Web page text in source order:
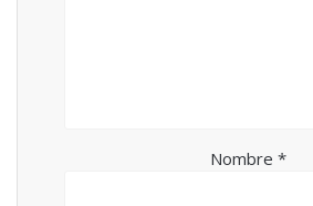
Nombre *